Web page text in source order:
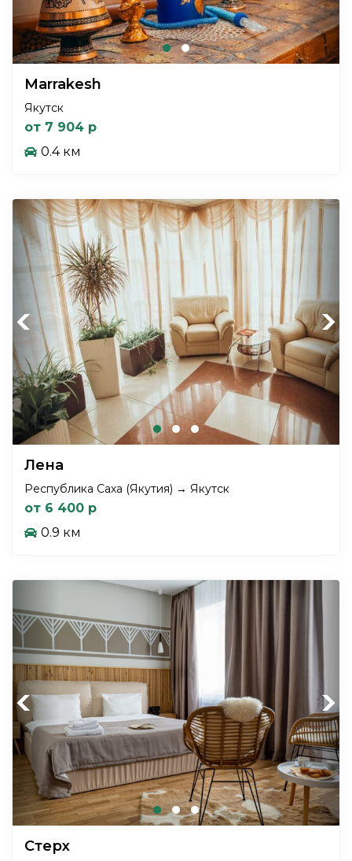
Marrakesh
Якутск
от 7 904 р
0.4 км
Previous Next
Лена
Республика Саха (Якутия) → Якутск
от 6 400 р
0.9 км
Previous Next
Стерх